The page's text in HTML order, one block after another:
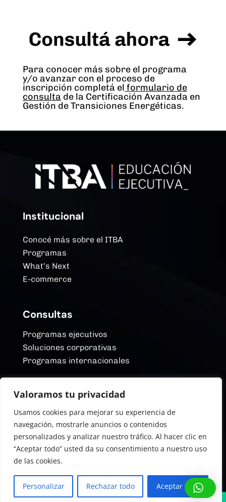
Valoramos tu privacidad
Usamos cookies para mejorar su experiencia de
navegación, mostrarle anuncios o contenidos
personalizados y analizar nuestro tráfico. Al hacer clic en
“Aceptar todo” usted da su consentimiento a nuestro uso
de las cookies.
Personalizar Rechazar todo Aceptar todo
Para conocer más sobre el programa
y/o avanzar con el proceso de
inscripción completá el formulario de
consulta de la Certificación Avanzada en
Gestión de Transiciones Energéticas.
Institucional
Conocé más sobre el ITBA
Programas
What’s Next
E-commerce
Consultas
Programas ejecutivos
Soluciones corporativas
Programas internacionales
Redes Sociales
YouTube
Linkedin
Instagram
Facebook
©2026. ITBA Educación Ejecutiva